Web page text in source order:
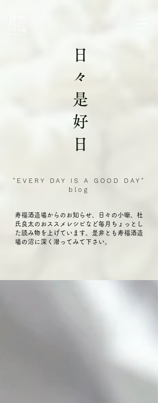
日
々
是
好
日
"EVERY DAY IS A GOOD DAY"
blog
​寿福酒造場からのお知らせ、日々の小噺、杜
氏良太のおススメレシピなど毎月ちょっとし
た読み物を上げています。是非とも寿福酒造
場の沼に深く潜ってみて下さい。